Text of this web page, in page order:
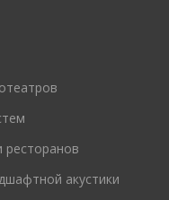
ресторанов
акустики